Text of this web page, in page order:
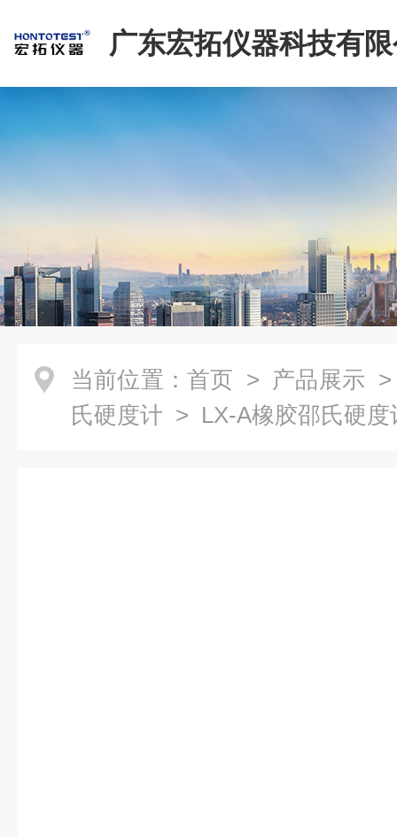
广东宏拓仪器科技有
当前位置： 首页 > 产品展示
氏硬度计 > LX-A橡胶邵氏硬度